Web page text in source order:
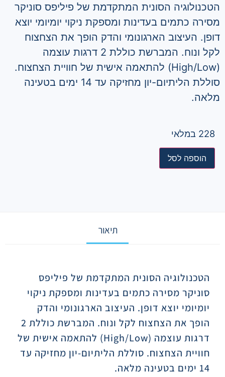
הטכנולוגיה הסונית המתקדמת של פיליפס סוניקר
מסירה כתמים בעדינות ומספקת ניקוי יומיומי יוצא
דופן. העיצוב הארגונומי והדק הופך את הצחצוח
לקל ונוח. המברשת כוללת 2 דרגות עוצמה
(
High/Low) להתאמה אישית של חוויית הצחצוח.
סוללת הליתיום-יון מחזיקה עד 14 ימים בטעינה
מלאה.
228 במלאי
הוספה לסל
תיאור
הטכנולוגיה הסונית המתקדמת של פיליפס
סוניקר מסירה כתמים בעדינות ומספקת ניקוי
יומיומי יוצא דופן. העיצוב הארגונומי והדק
הופך את הצחצוח לקל ונוח. המברשת כוללת 2
דרגות עוצמה (High/Low) להתאמה אישית של
חוויית הצחצוח. סוללת הליתיום-יון מחזיקה עד
14 ימים בטעינה מלאה.